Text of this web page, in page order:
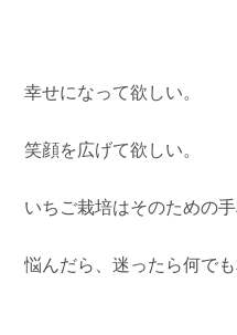
幸せになって欲しい。
笑顔を広げて欲しい。
いちご栽培はそのための手
悩んだら、迷ったら何で